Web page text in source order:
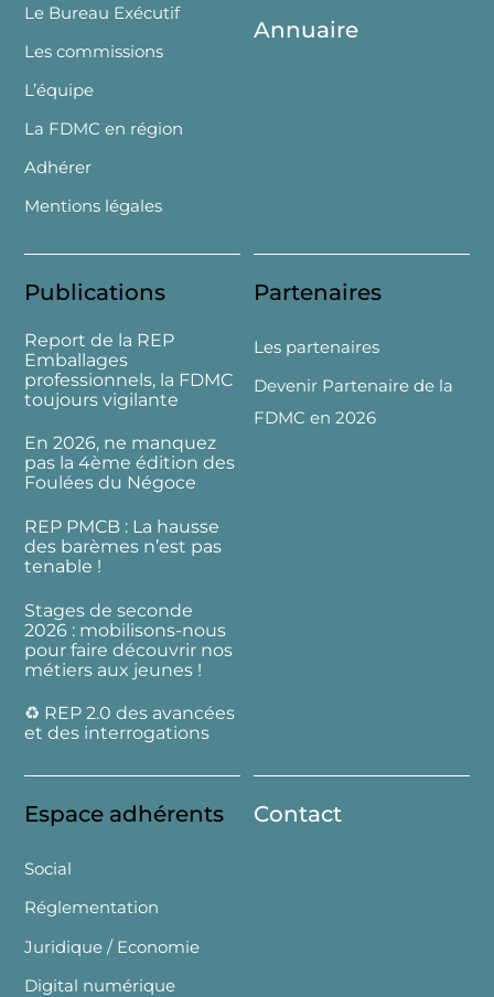
Le Bureau Exécutif
Les commissions
L’équipe
La FDMC en région
Adhérer
Mentions légales
Annuaire
Publications
Report de la REP
Emballages
professionnels, la FDMC
toujours vigilante
En 2026, ne manquez
pas la 4ème édition des
Foulées du Négoce
REP PMCB : La hausse
des barèmes n’est pas
tenable !
Stages de seconde
2026 : mobilisons-nous
pour faire découvrir nos
métiers aux jeunes !
♻️ REP 2.0 des avancées
et des interrogations
Partenaires
Les partenaires
Devenir Partenaire de la
FDMC en 2026
Espace adhérents
Social
Réglementation
Juridique / Economie
Digital numérique
Contact